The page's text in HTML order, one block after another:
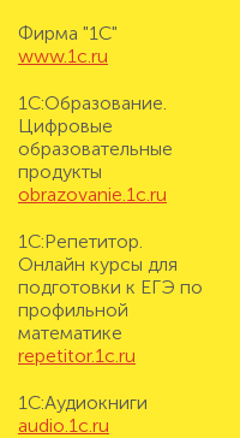
Фирма "1С"
www.1c.ru
1С:Образование.
Цифровые
образовательные
продукты
obrazovanie.1c.ru
1С:Репетитор.
Онлайн курсы для
подготовки к ЕГЭ по
профильной
математике
repetitor.1c.ru
1С:Аудиокниги
audio.1c.ru